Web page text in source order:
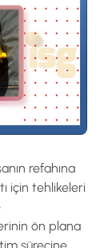
refahına
için tehlikeleri
ön plana
sürecine